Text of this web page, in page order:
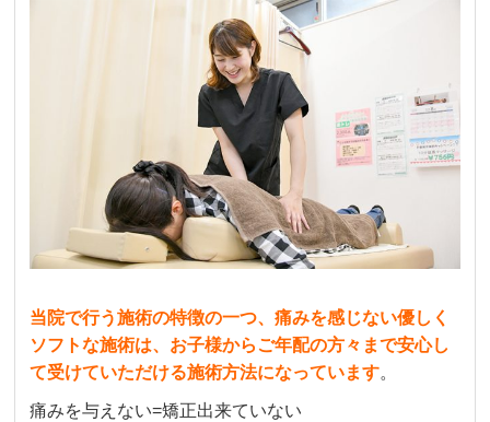
当院で行う施術の特徴の一つ、痛みを感じない優しく
ソフトな施術は、お子様からご年配の方々まで安心し
て受けていただける施術方法になっています。
痛みを与えない=矯正出来ていない